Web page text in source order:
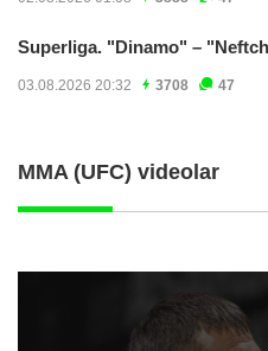
Superliga. "Dinamo" –
03.08.2026 20:32 3708 47
MMA (UFC) videolar